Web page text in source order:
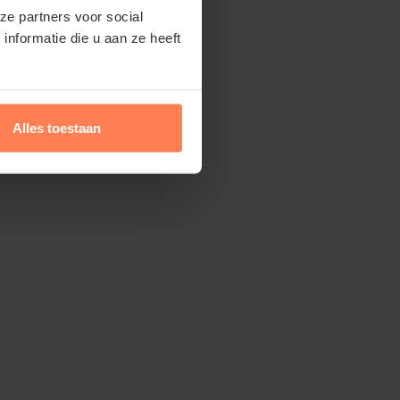
partners voor social
die u aan ze heeft
Alles toestaan